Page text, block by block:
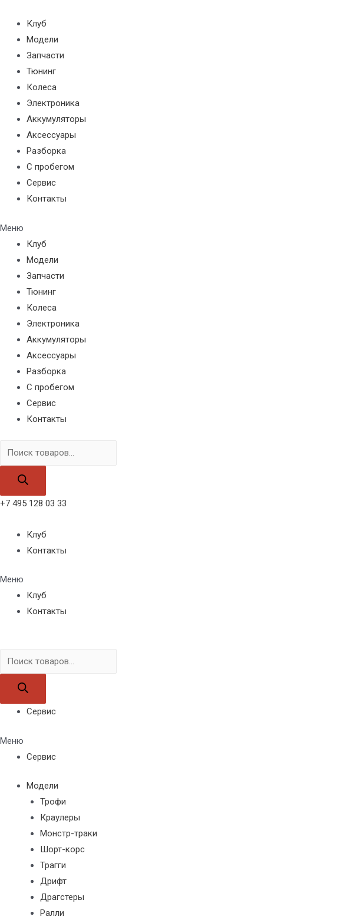
содержимому
Клуб
Модели
Запчасти
Тюнинг
Колеса
Электроника
Аккумуляторы
Аксессуары
Разборка
С пробегом
Сервис
Контакты
Меню
Клуб
Модели
Запчасти
Тюнинг
Колеса
Электроника
Аккумуляторы
Аксессуары
Разборка
С пробегом
Сервис
Контакты
Поиск
товаров
+7 495 128 03 33
Клуб
Контакты
Меню
Клуб
Контакты
Поиск
товаров
Сервис
Меню
Сервис
Модели
Трофи
Краулеры
Монстр-траки
Шорт-корс
Трагги
Дрифт
Драгстеры
Ралли